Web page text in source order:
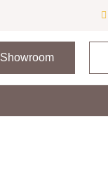
Showroom